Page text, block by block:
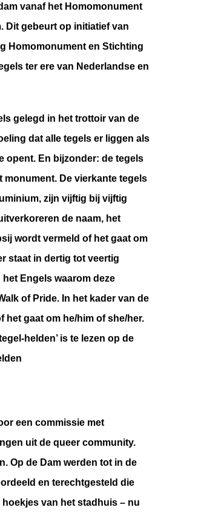
vanaf het Homomonument
Dit gebeurt op initiatief van
Homomonument en Stichting
ter ere van Nederlandse en
gelegd in het trottoir van de
dat alle tegels er liggen als
opent. En bijzonder: de tegels
monument. De vierkante tegels
zijn vijftig bij vijftig
de naam, het
wordt vermeld of het gaat om
staat in dertig tot veertig
Engels waarom deze
of Pride. In het kader van de
het gaat om he/him of she/her.
helden’ is te lezen op de
een commissie met
uit de queer community.
Op de Dam werden tot in de
en terechtgesteld die
hoekjes van het stadhuis – nu